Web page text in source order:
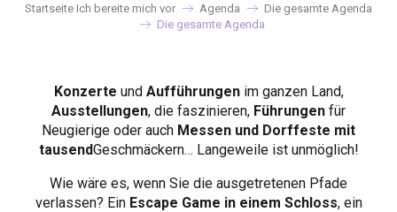
Startseite Ich bereite mich vor Agenda
Die gesamte Agenda
Die gesamte Agenda
Konzerte und Aufführungenim ganzen Land,
Ausstellungen, die faszinieren, Führungen für
Neugierige oder auch Messen und Dorffeste mit
tausendGeschmäckern… Langeweile ist unmöglich!
Wie wäre es, wenn Sie die ausgetretenen Pfade
verlassen? EinEscape Game in einem Schloss, ein